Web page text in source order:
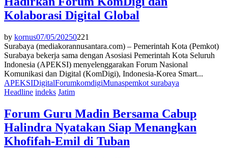
Kolaborasi Digital Global
by kornus07/05/20250221
Surabaya (mediakorannusantara.com) – Pemerintah Kota (Pemkot)
Surabaya bekerja sama dengan Asosiasi Pemerintah Kota Seluruh
Indonesia (APEKSI) menyelenggarakan Forum Nasional
Komunikasi dan Digital (KomDigi), Indonesia-Korea Smart...
APEKSIDigitalForumkomdigiMunaspemkot surabaya
Headline indeks Jatim
Forum Guru Madin Bersama Cabup
Halindra Nyatakan Siap Menangkan
Khofifah-Emil di Tuban